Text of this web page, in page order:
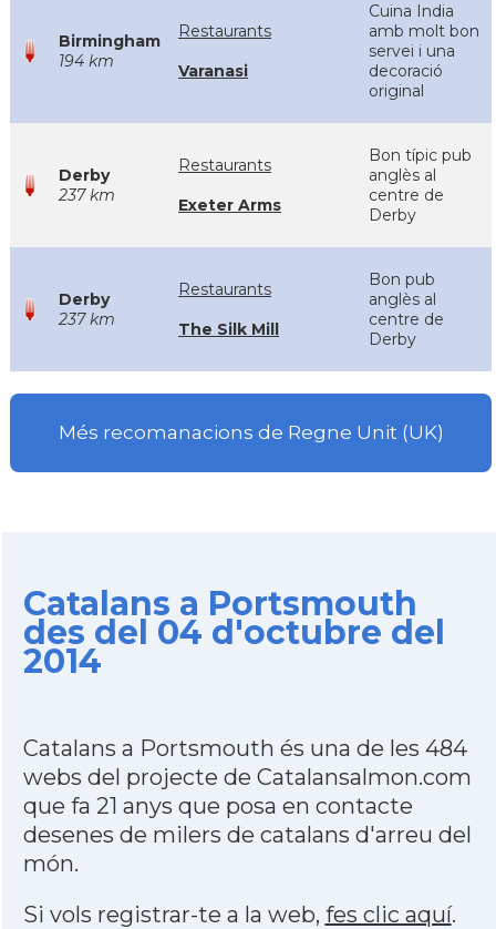
Birmingham
194 km
Restaurants
Varanasi
Cuina India
amb molt bon
servei i una
decoració
original
Derby
237 km
Restaurants
Exeter Arms
Bon típic pub
anglès al
centre de
Derby
Derby
237 km
Restaurants
The Silk Mill
Bon pub
anglès al
centre de
Derby
Més recomanacions de Regne Unit (UK)
Catalans a Portsmouth
des del 04 d'octubre del
2014
Catalans a Portsmouth és una de les 484
webs del projecte de Catalansalmon.com
que fa 21 anys que posa en contacte
desenes de milers de catalans d'arreu del
món.
Si vols registrar-te a la web, fes clic aquí.